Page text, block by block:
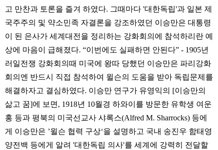
고 만찬과 토론을 즐겨 하였다. 그때마다 '대한독립'과 일본 제
국주주의 및 약소민족 자결론을 강조하였던 이승만은 대통령
이 된 은사가 세계대전을 정리하는 강화회의에 참석하리란 예
상에 마음이 급해졌다. “이번에도 실패하면 안된다” - 1905년
러일전쟁 강화회의때 미국에 왕따 당했던 이승만은 파리강화
회의엔 반드시 직접 참석하여 윌슨의 도움을 받아 독립문제를
해결하자고 결심하였다. 이승만 연구가 유영익의 [이승만의
삶고 꿈]에 보면, 1918년 10월경 하와이를 방문한 유학생 여운
홍 등과 평북의 미국선교사 샤록스(Alfred M. Sharrocks) 등에
게 이승만은 ’윌슨 협력 구상‘을 설명하고 국내 송진우 함태영
양전백 등에게 알려 '대한독립 의사'를 세계에 강력히 전달할